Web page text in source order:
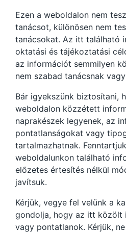
Ezen a weboldalon nem
tanácsot, különösen nem
tanácsokat. Az itt található
oktatási és tájékoztatási
az információt semmilyen
nem szabad tanácsnak
Bár igyekszünk biztosítani,
weboldalon közzétett
naprakészek legyenek, az
pontatlanságokat vagy
tartalmazhatnak.
weboldalunkon található
előzetes értesítés nélkül
javítsuk.
Kérjük, vegye fel velünk a
gondolja, hogy az itt közölt
vagy pontatlanok. Kérjük,